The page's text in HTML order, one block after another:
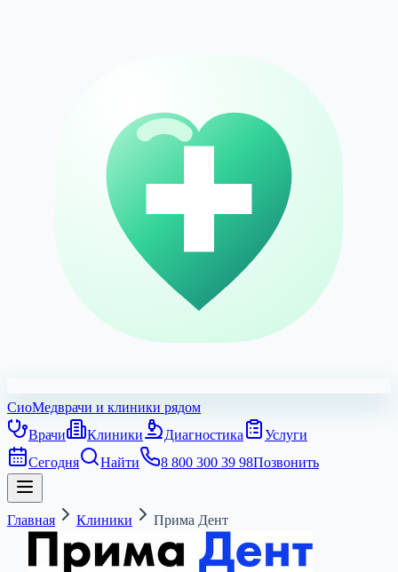
СиоМедврачи и клиники рядом
Врачи
Клиники Диагностика
Услуги
Сегодня
Найти 8 800 300 39 98Позвонить
Главная Клиники Прима Дент